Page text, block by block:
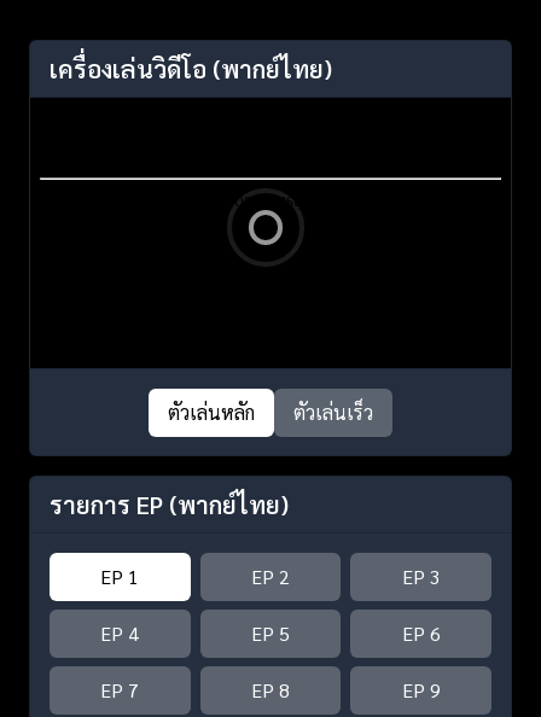
เครื่องเล่นวิดีโอ (พากย์ไทย)
ตัวเล่นหลัก ตัวเล่นเร็ว
รายการ EP (พากย์ไทย)
EP 1 EP 2 EP 3
EP 4 EP 5 EP 6
EP 7 EP 8 EP 9